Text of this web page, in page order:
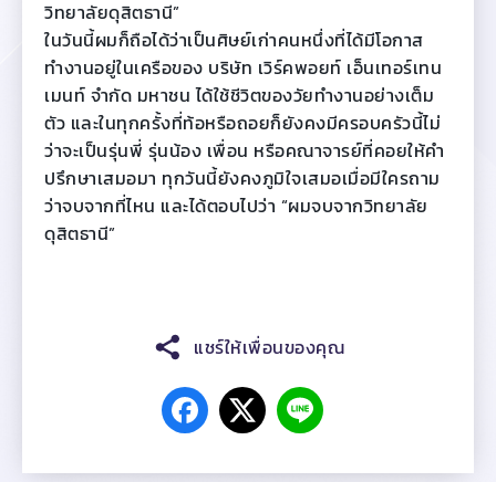
วิทยาลัยดุสิตธานี”
ในวันนี้ผมก็ถือได้ว่าเป็นศิษย์เก่าคนหนึ่งที่ได้มีโอกาส
ทำงานอยู่ในเครือของ บริษัท เวิร์คพอยท์ เอ็นเทอร์เทน
เมนท์ จำกัด มหาชน ได้ใช้ชีวิตของวัยทำงานอย่างเต็ม
ตัว และในทุกครั้งที่ท้อหรือถอยก็ยังคงมีครอบครัวนี้ไม่
ว่าจะเป็นรุ่นพี่ รุ่นน้อง เพื่อน หรือคณาจารย์ที่คอยให้คำ
ปรึกษาเสมอมา ทุกวันนี้ยังคงภูมิใจเสมอเมื่อมีใครถาม
ว่าจบจากที่ไหน และได้ตอบไปว่า “ผมจบจากวิทยาลัย
ดุสิตธานี”
แชร์ให้เพื่อนของคุณ